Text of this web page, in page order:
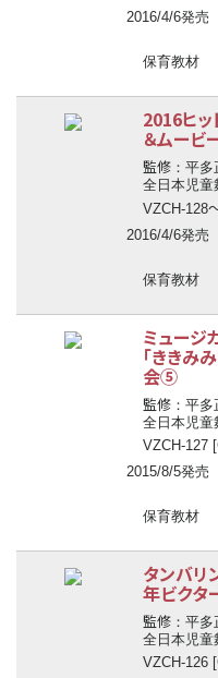
2016/4/6発売
保育教材
2016ヒ
＆ムービ
監修 ：平
全日本児童
VZCH-128
2016/4/6発売
保育教材
ミュージ
「ききみ
会⑤
監修 ：平
全日本児童
VZCH-127
2015/8/5発売
保育教材
タンバ
年ビク
監修 ：平
全日本児童
VZCH-126